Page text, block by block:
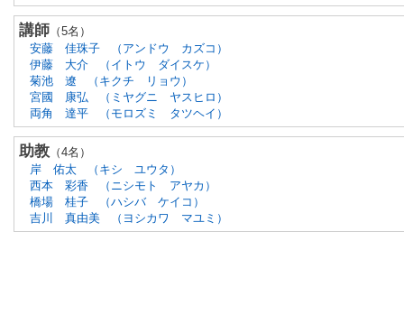
講師 （5名）
安藤 佳珠子
（アンドウ カズコ）
伊藤 大介
（イトウ ダイスケ）
菊池 遼
（キクチ リョウ）
宮國 康弘
（ミヤグニ ヤスヒロ）
両角 達平
（モロズミ タツヘイ）
助教 （4名）
岸 佑太
（キシ ユウタ）
西本 彩香
（ニシモト アヤカ）
橋場 桂子
（ハシバ ケイコ）
吉川 真由美
（ヨシカワ マユミ）